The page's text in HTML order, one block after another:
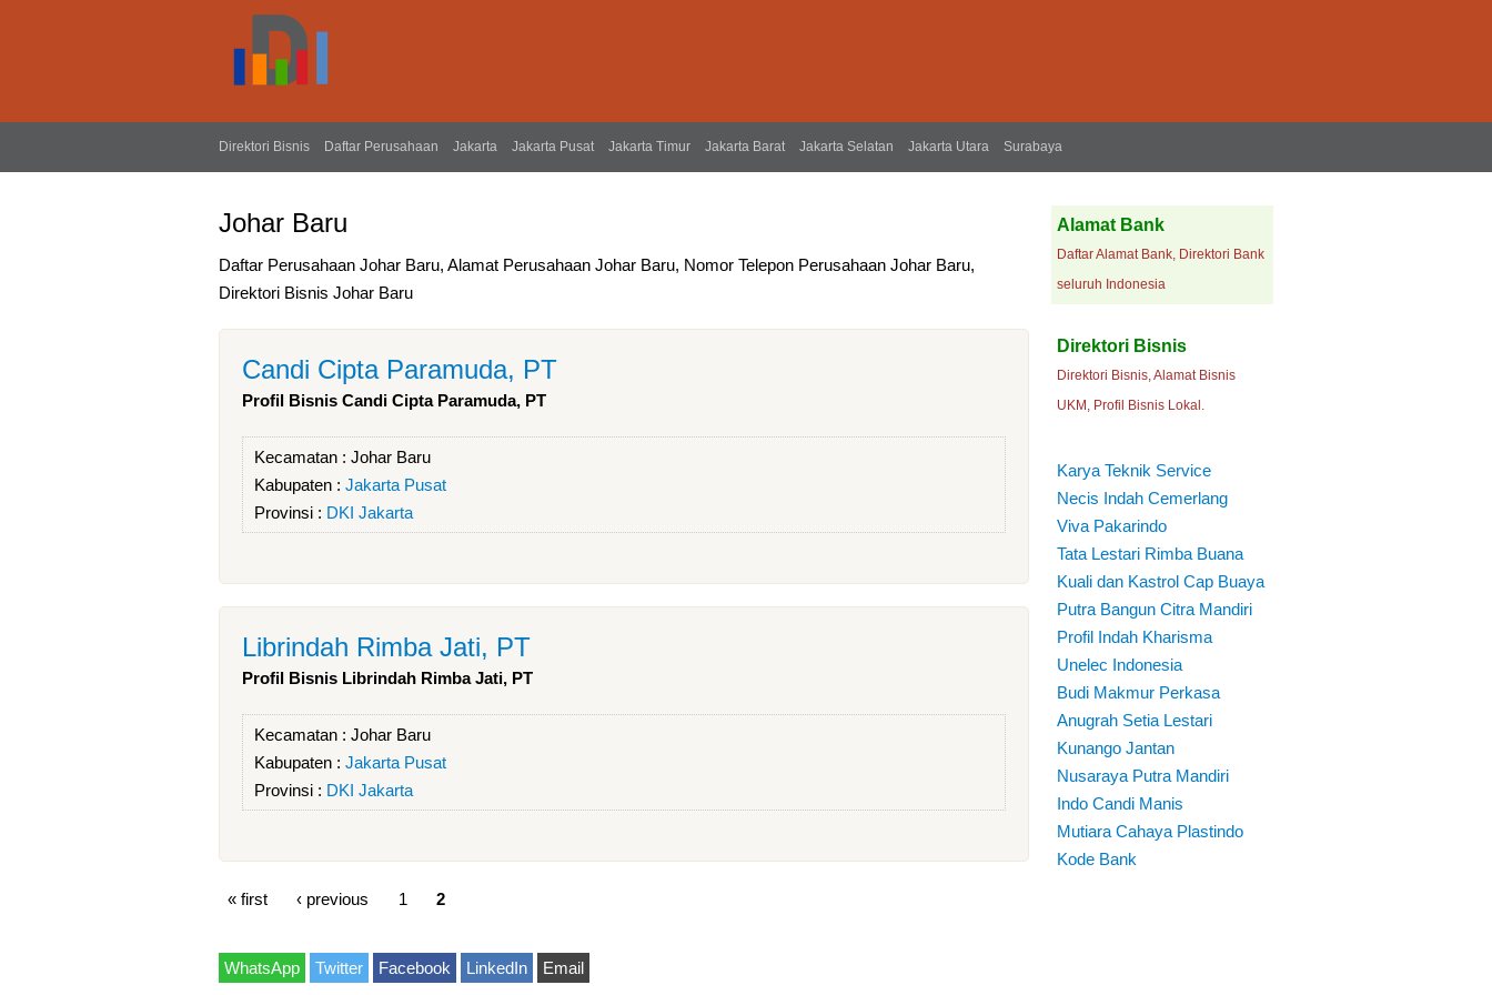
Direktori Bisnis Daftar Perusahaan Jakarta Jakarta Pusat Jakarta Timur Jakarta Barat Jakarta Selatan Jakarta Utara Surabaya
Johar Baru
Daftar Perusahaan Johar Baru, Alamat Perusahaan Johar Baru, Nomor Telepon Perusahaan Johar Baru,
Direktori Bisnis Johar Baru
Candi Cipta Paramuda, PT
Profil Bisnis Candi Cipta Paramuda, PT
Kecamatan : Johar Baru
Kabupaten : Jakarta Pusat
Provinsi : DKI Jakarta
Librindah Rimba Jati, PT
Profil Bisnis Librindah Rimba Jati, PT
Kecamatan : Johar Baru
Kabupaten : Jakarta Pusat
Provinsi : DKI Jakarta
« first ‹ previous 1 2
WhatsApp Twitter Facebook LinkedIn Email
Alamat Bank
Daftar Alamat Bank, Direktori Bank
seluruh Indonesia
Direktori Bisnis
Direktori Bisnis, Alamat Bisnis
UKM, Profil Bisnis Lokal.
Karya Teknik Service
Necis Indah Cemerlang
Viva Pakarindo
Tata Lestari Rimba Buana
Kuali dan Kastrol Cap Buaya
Putra Bangun Citra Mandiri
Profil Indah Kharisma
Unelec Indonesia
Budi Makmur Perkasa
Anugrah Setia Lestari
Kunango Jantan
Nusaraya Putra Mandiri
Indo Candi Manis
Mutiara Cahaya Plastindo
Kode Bank